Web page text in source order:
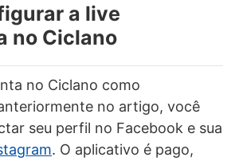
a live
no Ciclano
no Ciclano como
no artigo, você
seu perfil no Facebook e sua
. O aplicativo é pago,